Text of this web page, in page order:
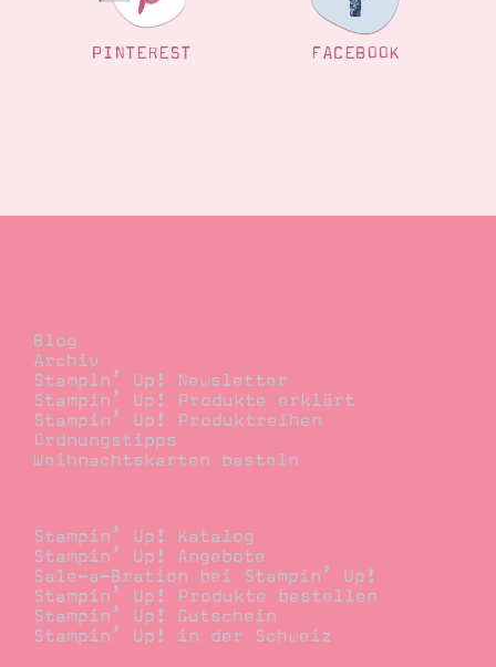
PINTEREST FACEBOOK
Blog
Archiv
Stampin’ Up! Newsletter
Stampin’ Up! Produkte erklärt
Stampin’ Up! Produktreihen
Ordnungstipps
Weihnachtskarten basteln
Stampin’ Up! Katalog
Stampin’ Up! Angebote
Sale-a-Bration bei Stampin’ Up!
Stampin’ Up! Produkte bestellen
Stampin’ Up! Gutschein
Stampin’ Up! in der Schweiz